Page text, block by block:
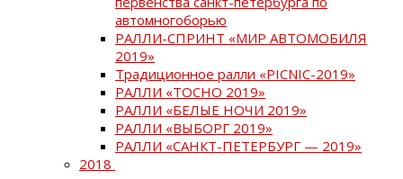
автомногоборью
РАЛЛИ-СПРИНТ «МИР АВТОМОБИЛЯ
2019»
Традиционное ралли «PICNIC-2019»
РАЛЛИ «ТОСНО 2019»
РАЛЛИ «БЕЛЫЕ НОЧИ 2019»
РАЛЛИ «ВЫБОРГ 2019»
РАЛЛИ «САНКТ-ПЕТЕРБУРГ — 2019»
2018